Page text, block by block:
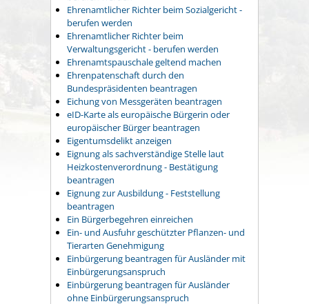
Ehrenamtlicher Richter beim Sozialgericht -
berufen werden
Ehrenamtlicher Richter beim
Verwaltungsgericht - berufen werden
Ehrenamtspauschale geltend machen
Ehrenpatenschaft durch den
Bundespräsidenten beantragen
Eichung von Messgeräten beantragen
eID-Karte als europäische Bürgerin oder
europäischer Bürger beantragen
Eigentumsdelikt anzeigen
Eignung als sachverständige Stelle laut
Heizkostenverordnung - Bestätigung
beantragen
Eignung zur Ausbildung - Feststellung
beantragen
Ein Bürgerbegehren einreichen
Ein- und Ausfuhr geschützter Pflanzen- und
Tierarten Genehmigung
Einbürgerung beantragen für Ausländer mit
Einbürgerungsanspruch
Einbürgerung beantragen für Ausländer
ohne Einbürgerungsanspruch